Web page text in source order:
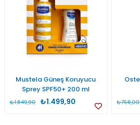
Mustela Güneş Koruyucu
Sprey SPF50+ 200 ml
₺1.499,90
₺1.849,90 ₺758,00